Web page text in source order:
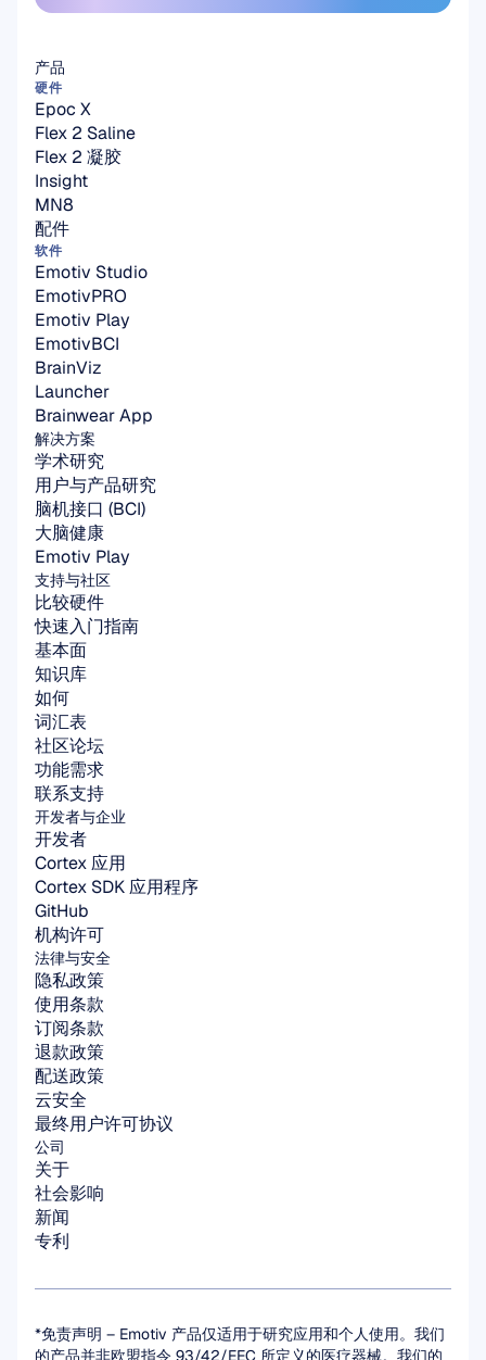
解决方案
学术研究
用户与产品研究
脑机接口 (BCI)
大脑健康
Emotiv Play
产品
硬件
Epoc X
Flex 2 Saline
Flex 2 凝胶
Insight
MN8
配件
软件
Emotiv Studio
EmotivPRO
Emotiv Play
EmotivBCI
BrainViz
Launcher
Brainwear App
支持与社区
比较硬件
快速入门指南
基本面
知识库
如何
词汇表
社区论坛
功能需求
联系支持
开发者与企业
开发者
Cortex 应用
Cortex SDK 应用程序
GitHub
机构许可
公司
关于
社会影响
新闻
专利
法律与安全
隐私政策
使用条款
订阅条款
退款政策
配送政策
云安全
最终用户许可协议
*免责声明 – Emotiv 产品仅适用于研究应用和个人使用。我们
的产品并非欧盟指令 93/42/EEC 所定义的医疗器械。我们的